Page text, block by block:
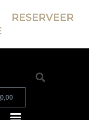
RESERVEER
0,00